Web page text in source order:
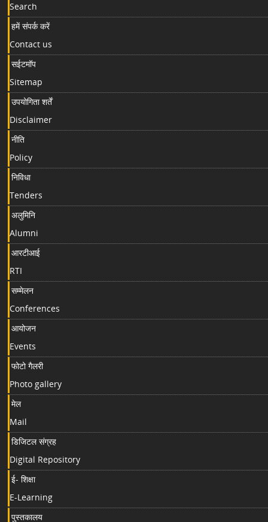
Search
हमें संपर्क करें
Contact us
सईटमॉप
Sitemap
उपयोगिता शर्तें
Disclaimer
नीति
Policy
निविधा
Tenders
अलुमिनि
Alumni
आरटीआई
RTI
सम्मेलन
Conferences
आयोजन
Events
फोटो गैलरी
Photo gallery
मेल
Mail
डिजिटल संग्रह
Digital Repository
ई- शिक्षा
E-Learning
पुस्तकालय